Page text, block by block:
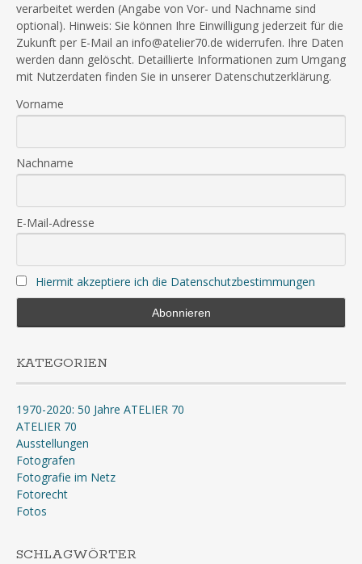
verarbeitet werden (Angabe von Vor- und Nachname sind
optional). Hinweis: Sie können Ihre Einwilligung jederzeit für die
Zukunft per E-Mail an info@atelier70.de widerrufen. Ihre Daten
werden dann gelöscht. Detaillierte Informationen zum Umgang
mit Nutzerdaten finden Sie in unserer Datenschutzerklärung.
Vorname
Nachname
E-Mail-Adresse
Hiermit akzeptiere ich die Datenschutzbestimmungen
KATEGORIEN
1970-2020: 50 Jahre ATELIER 70
ATELIER 70
Ausstellungen
Fotografen
Fotografie im Netz
Fotorecht
Fotos
SCHLAGWÖRTER